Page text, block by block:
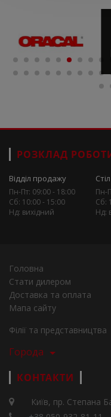
РОЗКЛАД
Відділ продажу
Пн-Пт: 09:00 - 18:00
Сб: 10:00 - 15:00
Нд: вихідний
Пн-
Сб:
Нд:
Головна
Стати дилером
Доставка та оплата
Мапа сайту
Філії та представництва
Города
КОНТАКТИ
Київ, пр. Степана